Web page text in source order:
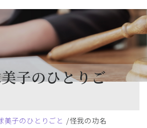
子のひとりご
美子のひとりごと 怪我の功名